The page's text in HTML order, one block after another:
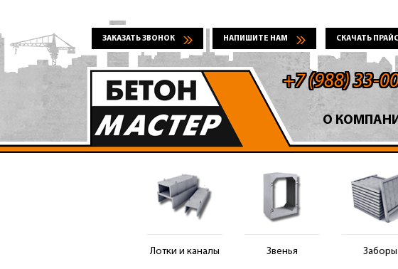
ЗАКАЗАТЬ ЗВОНОК НАПИШИТЕ НАМ СКАЧАТЬ
+7 (988) 33-
О
Лотки и каналы Звенья Заборы